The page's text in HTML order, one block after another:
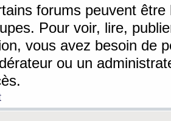
forums peuvent être
Pour voir, lire,
vous avez besoin de
ou un